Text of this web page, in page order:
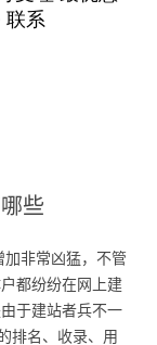
些
非常凶猛，不管
都纷纷在网上建
于建站者兵不一
排名、收录、用